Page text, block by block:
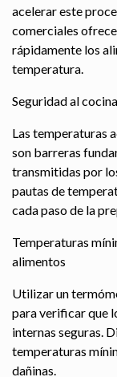
acelerar este
comerciales
rápidamente los
temperatura.
Seguridad al
Las temperaturas
son barreras
transmitidas por
pautas de
cada paso de la
Temperaturas
alimentos
Utilizar un
para verificar que
internas seguras.
temperaturas
dañinas.